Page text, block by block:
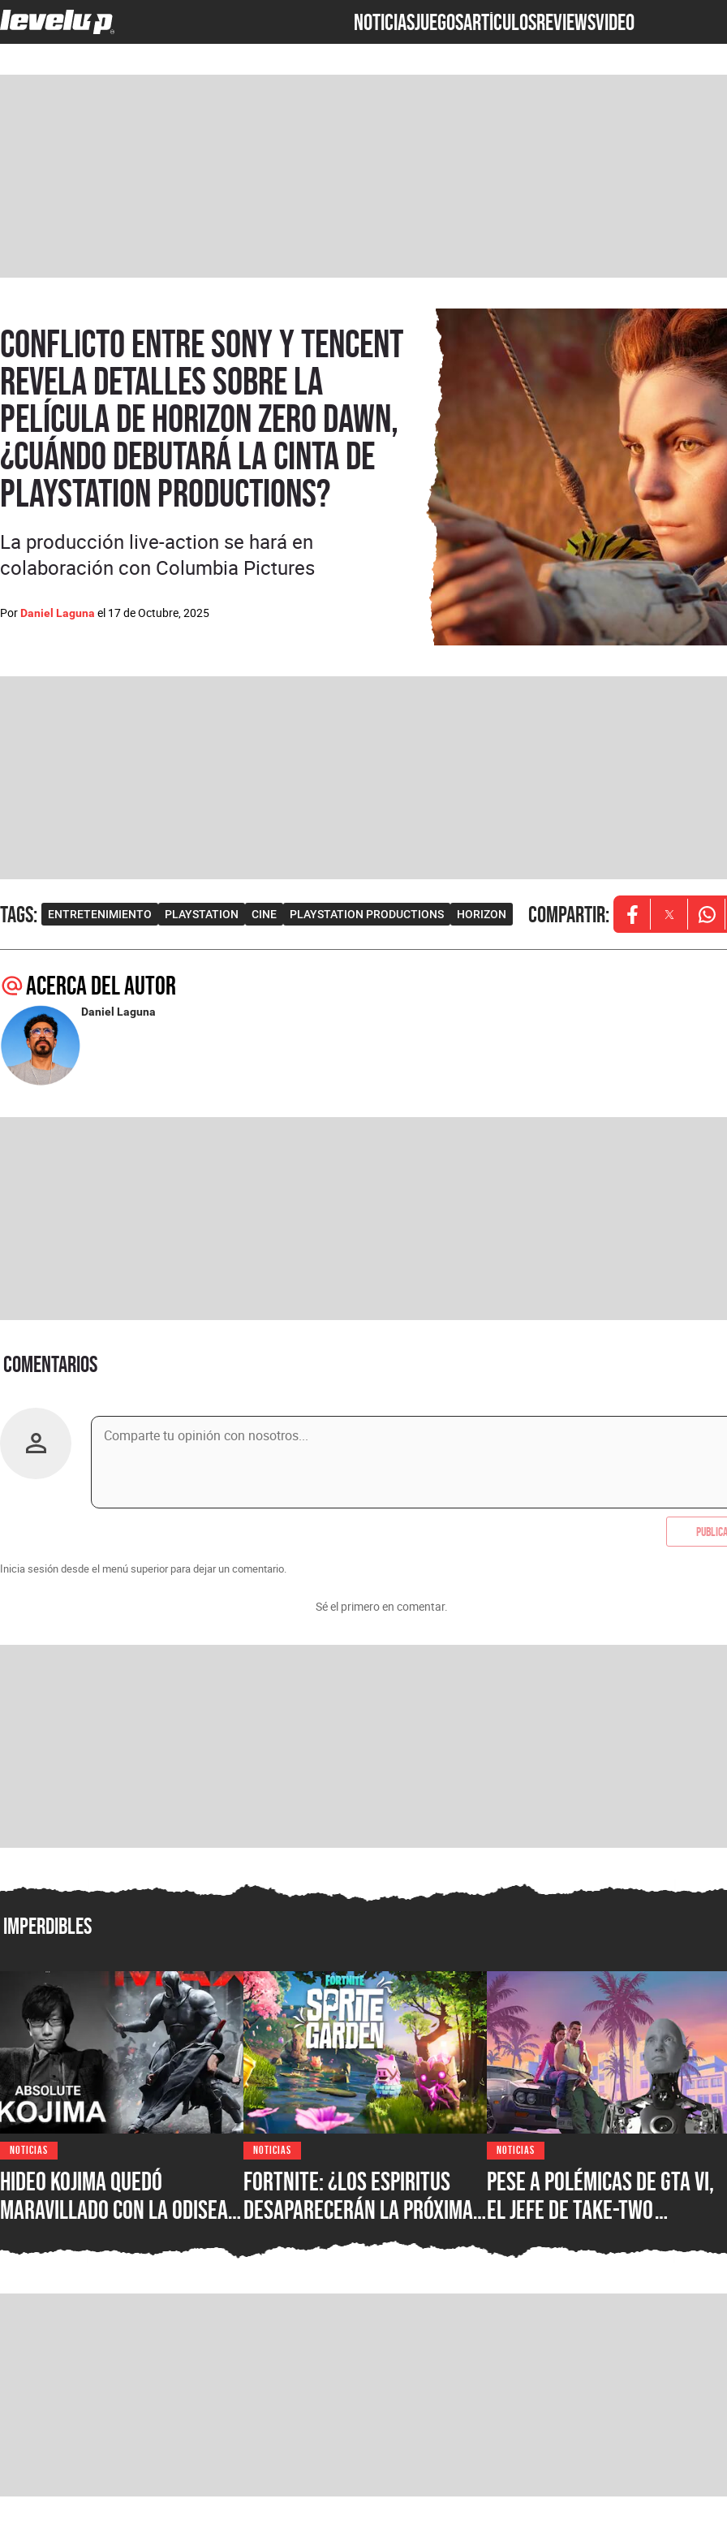
NOTICIASJUEGOSARTÍCULOSREVIEWSVideo
Conflicto entre Sony y Tencent
revela detalles sobre la
película de Horizon Zero Dawn,
¿cuándo debutará la cinta de
PlayStation Productions?
Por Daniel Laguna el 17 de Octubre, 2025
La producción live-action se hará en
colaboración con Columbia Pictures
Tags: ENTRETENIMIENTO PLAYSTATION CINE PLAYSTATION PRODUCTIONS HORIZON Compartir: Opens in new
Opens in
Acerca del autor
Daniel Laguna
Comentarios
Inicia sesión desde el menú superior para dejar un comentario.
Sé el primero en comentar.
Imperdibles
NOTICIAS
Hideo Kojima quedó
maravillado con La Odisea
NOTICIAS
Fortnite: ¿los espiritus
desaparecerán la próxima
temporada? Epic Games
confirmó su futuro y hay
más novedades en camino
NOTICIAS
Pese a polémicas de GTA VI,
el jefe de Take-Two
IA como sustituto de la
creatividad humana